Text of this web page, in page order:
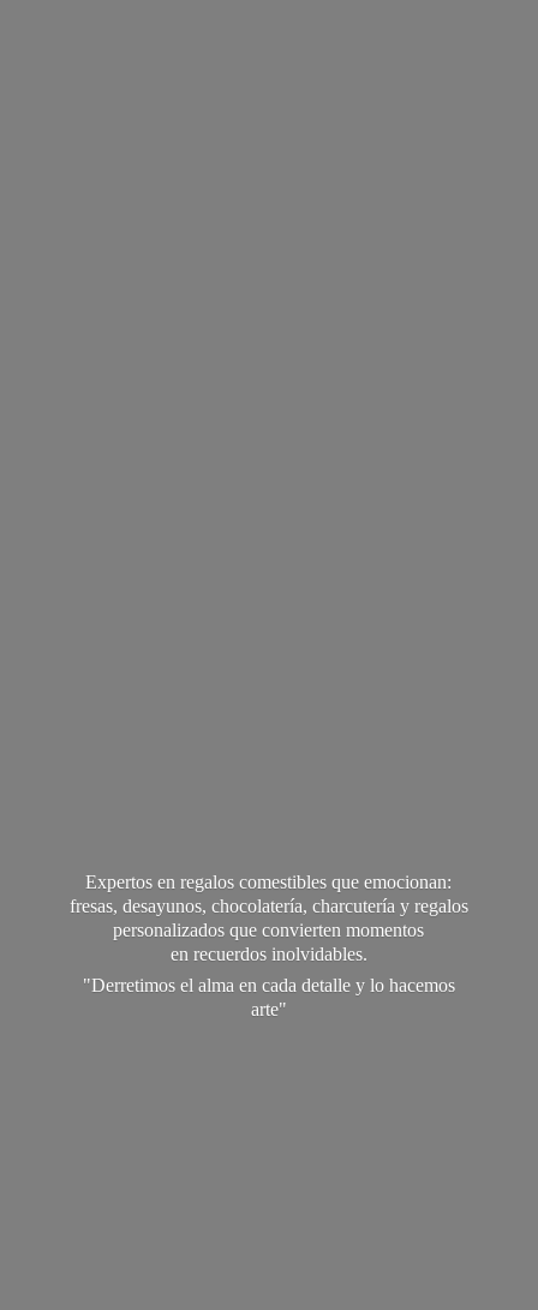
Expertos en regalos comestibles que emocionan:
fresas, desayunos, chocolatería, charcutería y regalos
personalizados que convierten momentos
en recuerdos inolvidables.
"Derretimos el alma en cada detalle y lo hacemos
arte"